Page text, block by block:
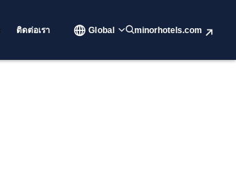
ติดต่อเรา Global minorhotels.com